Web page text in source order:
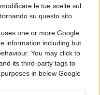
le tue scelte sul
su questo sito
one or more Google
information including but
You may click to
its third-party tags to
in below Google
le poltrone
“padroni”, sempre
si fingono ribelli.
che le Sardine
dalla loro parte.